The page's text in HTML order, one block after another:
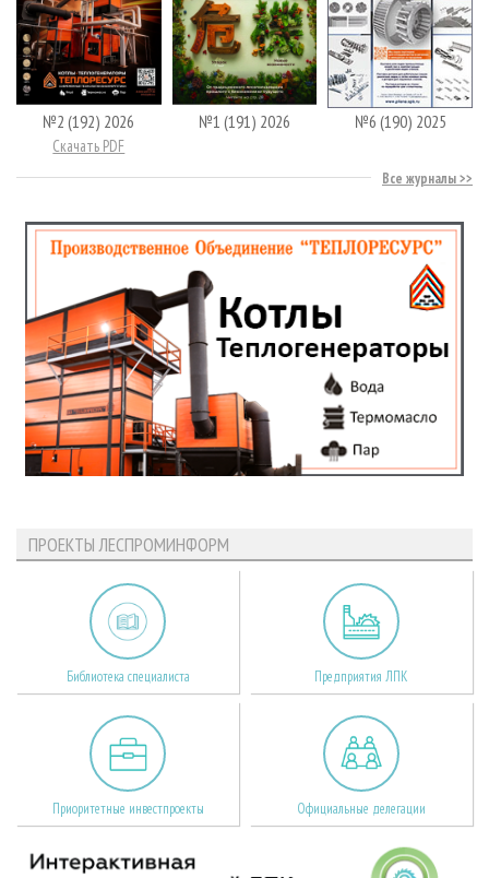
№2 (192) 2026
Скачать PDF
№1 (191) 2026 №6 (190) 2025
Все журналы
ПРОЕКТЫ ЛЕСПРОМИНФОРМ
Библиотека специалиста Предприятия ЛПК
Приоритетные инвестпроекты Официальные делегации